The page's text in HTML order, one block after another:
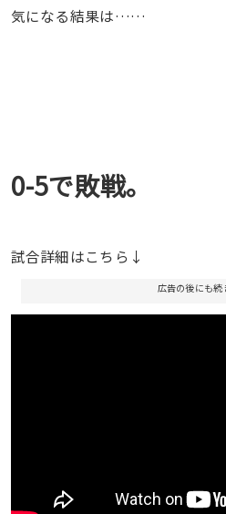
気になる結果は……
0-5で敗戦。
試合詳細はこちら↓
広告の後にも続